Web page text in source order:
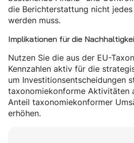
die Berichterstattung nicht
werden muss.
Implikationen für die
Nutzen Sie die aus der EU-
Kennzahlen aktiv für die
um Investitionsentscheidungen
taxonomiekonforme Aktivitäten
Anteil taxonomiekonformer
erhöhen.